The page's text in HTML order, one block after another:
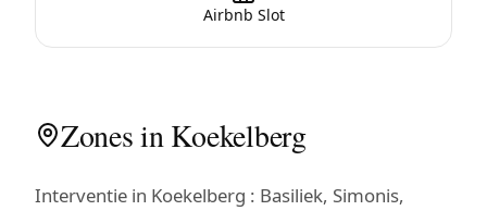
Airbnb Slot
Zones in Koekelberg
Interventie in Koekelberg : Basiliek, Simonis,